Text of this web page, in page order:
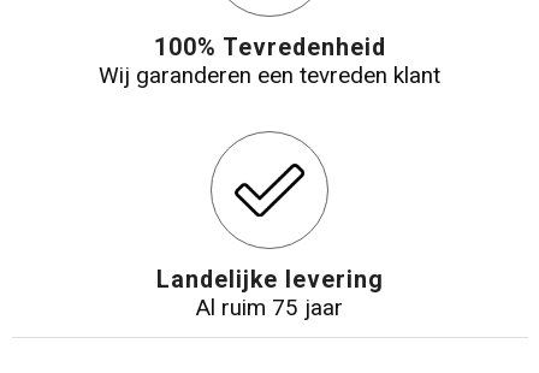
100% Tevredenheid
Wij garanderen een tevreden klant
Landelijke levering
Al ruim 75 jaar